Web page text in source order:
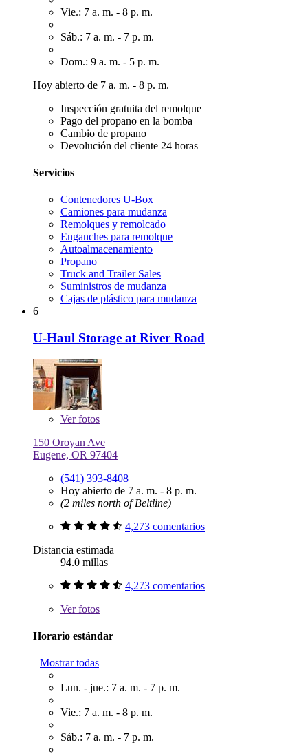
Vie.: 7 a. m. - 8 p. m.
Sáb.: 7 a. m. - 7 p. m.
Dom.: 9 a. m. - 5 p. m.
Hoy abierto de 7 a. m. - 8 p. m.
Inspección gratuita del remolque
Pago del propano en la bomba
Cambio de propano
Devolución del cliente 24 horas
Servicios
Contenedores U-Box
Camiones para mudanza
Remolques y remolcado
Enganches para remolque
Autoalmacenamiento
Propano
Truck and Trailer Sales
Suministros de mudanza
Cajas de plástico para mudanza
6
U-Haul Storage at River Road
Verfotos
150 Oroyan Ave
Eugene, OR 97404
(541) 393-8408
Hoy abierto de 7 a. m. - 8 p. m.
(2 miles north of Beltline)
4,273 comentarios
Distancia estimada
94.0 millas
4,273 comentarios
Verfotos
Horario estándar
Mostrar todas
Lun. - jue.: 7 a. m. - 7 p. m.
Vie.: 7 a. m. - 8 p. m.
Sáb.: 7 a. m. - 7 p. m.